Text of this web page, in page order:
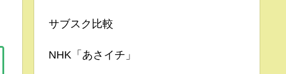
サブスク比較
NHK「あさイチ」